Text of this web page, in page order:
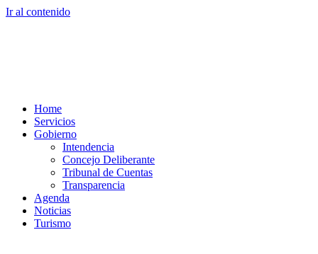
Ir al contenido
Home
Servicios
Gobierno
Intendencia
Concejo Deliberante
Tribunal de Cuentas
Transparencia
Agenda
Noticias
Turismo